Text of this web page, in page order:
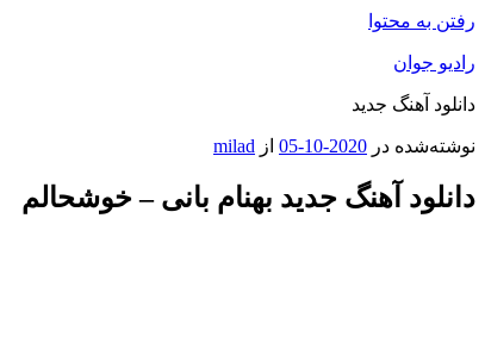
رفتن به محتوا
رادیو جوان
دانلود آهنگ جدید
نوشته‌شده در 2020-10-05 از milad
دانلود آهنگ جدید بهنام بانی – خوشحالم